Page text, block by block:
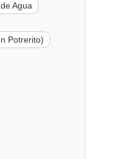
Agua
Potrerito)